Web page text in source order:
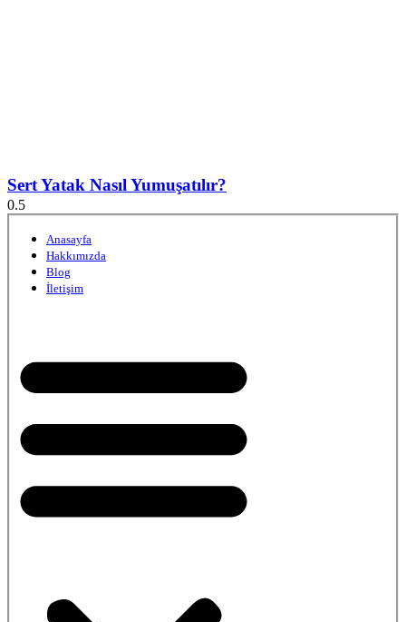
Sert Yatak Nasıl Yumuşatılır?
Anasayfa
Hakkımızda
Blog
İletişim